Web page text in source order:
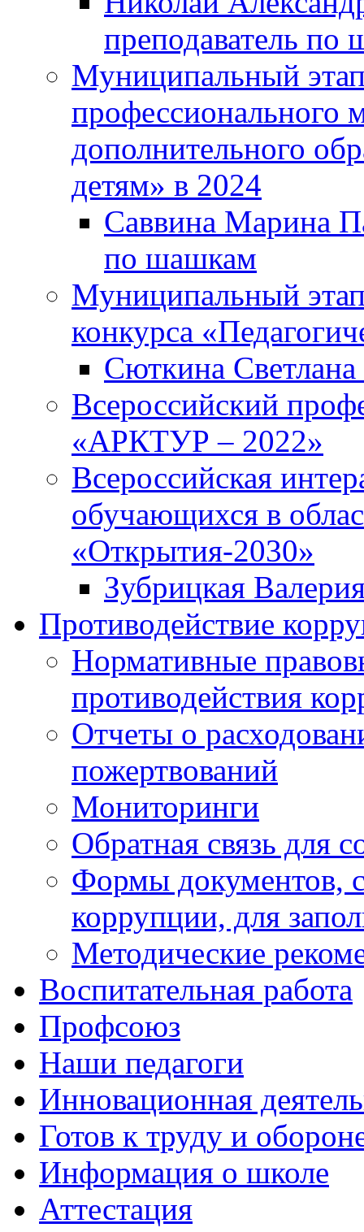
преподаватель по
Муниципальный
профессионального
дополнительного
детям» в 2024
Саввина Марина
по шашкам
Муниципальный
конкурса
Сюткина Светлана
Всероссийский
«АРКТУР – 2022»
Всероссийская
обучающихся в
«Открытия-2030»
Зубрицкая
Противодействие
Нормативные
противодействия
Отчеты о
пожертвований
Мониторинги
Обратная связь для
Формы документов,
коррупции, для
Методические
Воспитательная работа
Профсоюз
Наши педагоги
Инновационная
Готов к труду и
Информация о школе
Аттестация